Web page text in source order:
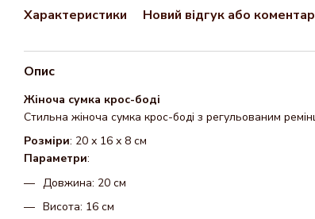
Характеристики Новий відгук або коментар
Опис
Жіноча сумка крос-боді
Стильна жіноча сумка крос-боді з регульованим
Розміри: 20 х 16 х 8 см
Параметри:
Довжина: 20 см
Висота: 16 см